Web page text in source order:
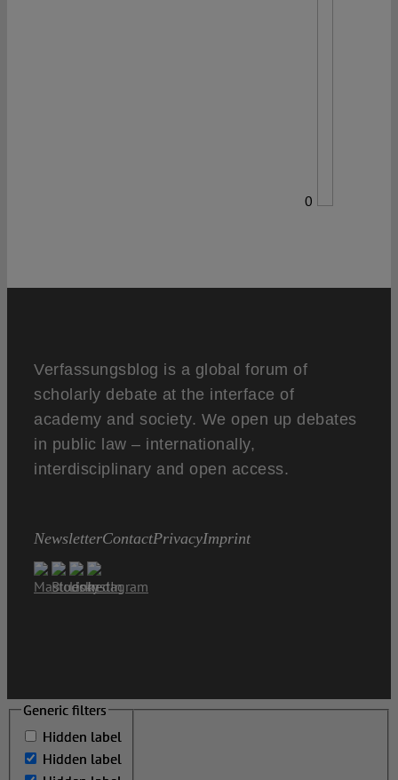
0
Verfassungsblog is a global forum of
scholarly debate at the interface of
academy and society. We open up debates
in public law – internationally,
interdisciplinary and open access.
NewsletterContactPrivacyImprint
Generic filters
Hidden label
Hidden label
Generic filters
Hidden label
Hidden label